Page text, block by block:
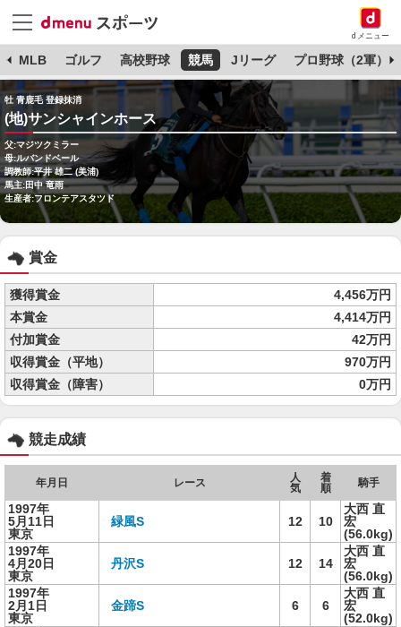
dメニュー
MLB ゴルフ 高校野球 競馬 Jリーグ プロ野球（2軍）
牡 青鹿毛 登録抹消
(地)サンシャインホース
父:マジツクミラー
母:ルバンドベール
調教師:平井 雄二 (美浦)
馬主:田中 竜雨
生産者:フロンテアスタツド
賞金
獲得賞金
4,456万円
本賞金
4,414万円
付加賞金
42万円
収得賞金（平地）
970万円
収得賞金（障害）
0万円
競走成績
年月日 レース
人
気
着
順
騎手
1997年
5月11日
東京
緑風S 12 10
大西 直
宏
(56.0kg)
1997年
4月20日
東京
丹沢S 12 14
大西 直
宏
(56.0kg)
1997年
2月1日
東京
金蹄S 6 6
大西 直
宏
(52.0kg)